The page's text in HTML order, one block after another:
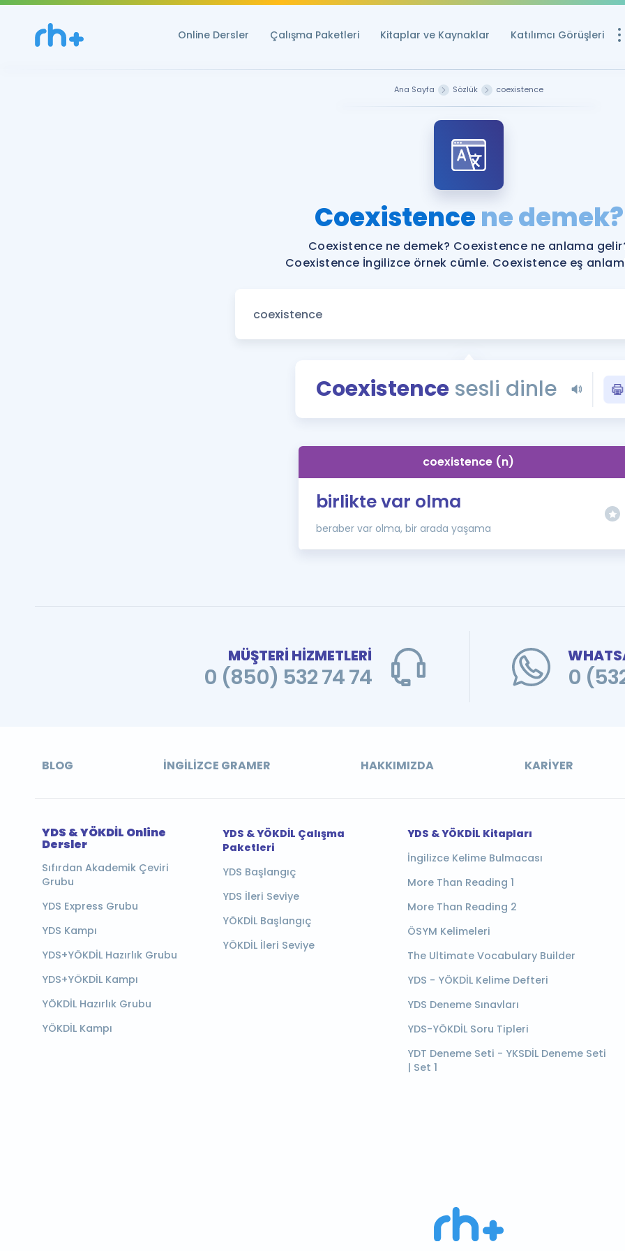
Online Dersler Çalışma Paketleri Kitaplar ve Kaynaklar Katılımcı Görüşleri
Ücretsiz
YDS ve YÖKDİL
YDS ve YÖKDİL'e
Tüm ÖSYM
Blog
YDS - YÖKDİL
İngilizce
Ana Sayfa Sözlük coexistence
Coexistencene demek?
Coexistence ne demek? Coexistence ne anlama
Coexistence İngilizce örnek cümle. Coexistence eş
Coexistence sesli dinle
coexistence (n)
birlikte var olma
beraber var olma, bir arada yaşama
MÜŞTERİ HİZMETLERİ
0 (850) 532 74 74 0
BLOG İNGILIZCE GRAMER HAKKIMIZDA KARIYER
YDS & YÖKDİL Online
Dersler
Sıfırdan Akademik Çeviri
Grubu
YDS Express Grubu
YDS Kampı
YDS+YÖKDİL Hazırlık Grubu
YDS+YÖKDİL Kampı
YÖKDİL Hazırlık Grubu
YÖKDİL Kampı
YDS & YÖKDİL Çalışma
Paketleri
YDS Başlangıç
YDS İleri Seviye
YÖKDİL Başlangıç
YÖKDİL İleri Seviye
YDS & YÖKDİL Kitapları
İngilizce Kelime Bulmacası
More Than Reading 1
More Than Reading 2
ÖSYM Kelimeleri
The Ultimate Vocabulary Builder
YDS - YÖKDİL Kelime Defteri
YDS Deneme Sınavları
YDS-YÖKDİL Soru Tipleri
YDT Deneme Seti - YKSDİL Deneme Seti
| Set 1